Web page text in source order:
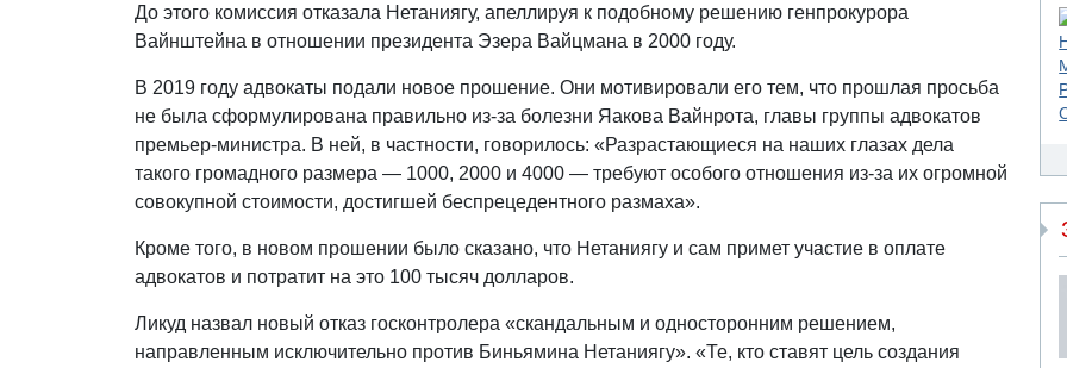
До этого комиссия отказала Нетаниягу, апеллируя к подобному решению генпрокурора
Вайнштейна в отношении президента Эзера Вайцмана в 2000 году.
В 2019 году адвокаты подали новое прошение. Они мотивировали его тем, что прошлая просьба
не была сформулирована правильно из-за болезни Яакова Вайнрота, главы группы адвокатов
премьер-министра. В ней, в частности, говорилось: «Разрастающиеся на наших глазах дела
такого громадного размера — 1000, 2000 и 4000 — требуют особого отношения из-за их огромной
совокупной стоимости, достигшей беспрецедентного размаха».
Кроме того, в новом прошении было сказано, что Нетаниягу и сам примет участие в оплате
адвокатов и потратит на это 100 тысяч долларов.
Ликуд назвал новый отказ госконтролера «скандальным и односторонним решением,
направленным исключительно против Биньямина Нетаниягу». «Те, кто ставят цель создания